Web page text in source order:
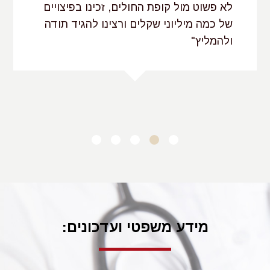
לשקול, לברר ולגבש החלטה מושכלת האם ברצונו לבצע את
הטיפול, אשר תיתמך בחתימת החולה בכתב.
שונים בסוגם ורמתם ומשקפים את הציפיות הנדרשות מהרופא
רשלנות רופא משפחה
רופא זה אמון על מיפוי תסמיניו הרפואיים ותלונותיו הראשוניות
של החולה. על בסיס הידע הכללי, אשר מצוי באמתחתו, נדרש
לא פשוט מול קופת החולים, זכינו בפיצויים
של כמה מיליוני שקלים ורצינו להגיד תודה
ולהמליץ"
מידע משפטי ועדכונים: